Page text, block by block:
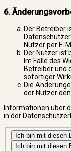
6.
Der Betreiber
Nutzer per E-
Der Nutzer ist
Im Falle des
Betreiber und
sofortiger
Die
der Nutzer
Informationen über
in der